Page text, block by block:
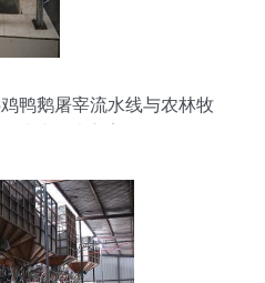
鸭鹅屠宰流水线与农林牧